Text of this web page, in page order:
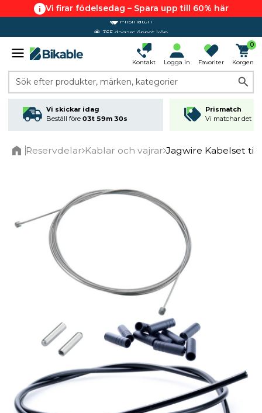
Vi firar födelsedag – Spara upp till 60% här
365 dagars öppet köp
Kontakt Logga in Favoriter
0
Korgen
Sök efter produkter, märken, kategorier
Vi skickar idag
Beställ före 03t 59m 30s
Prismatch
Vi matchar det
Reservdelar Kablar och vajrar Jagwire Kabelset till